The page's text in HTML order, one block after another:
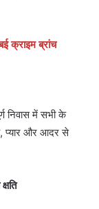
क्राइम ब्रांच
निवास में सभी के
प्यार और आदर से